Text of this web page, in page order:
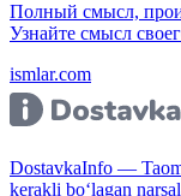
Полный смысл,
Узнайте смысл
ismlar.com
DostavkaInfo —
kerakli bo‘lagan